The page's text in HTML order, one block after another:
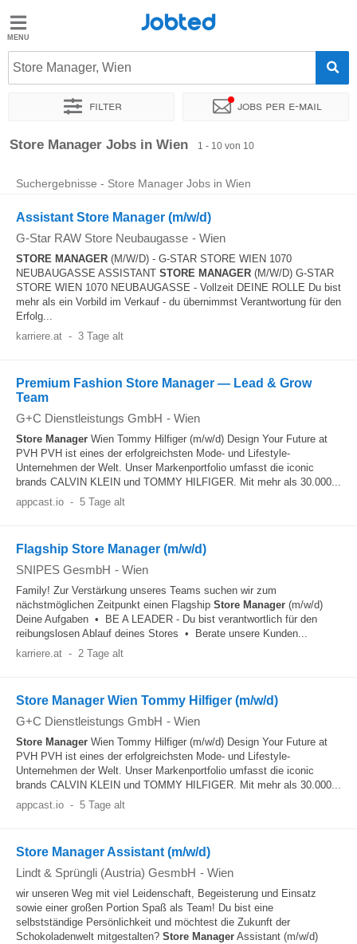
Jobted
Jobs
Jobted
Store Manager, Wien
Filter Jobs per e-mail
Sortieren nach Genauer Standort Unternehmen
Store Manager Jobs in Wien 1 - 10 von 10
Suchergebnisse - Store Manager Jobs in Wien
Assistant Store Manager (m/w/d)
G-Star RAW Store Neubaugasse - Wien
STORE MANAGER (M/W/D) - G-STAR STORE WIEN 1070
NEUBAUGASSE ASSISTANT STORE MANAGER (M/W/D) G-STAR
STORE WIEN 1070 NEUBAUGASSE - Vollzeit DEINE ROLLE Du bist
mehr als ein Vorbild im Verkauf - du übernimmst Verantwortung für den
Erfolg...
karriere.at - 3 Tage alt
Premium Fashion Store Manager — Lead & Grow
Team
G+C Dienstleistungs GmbH - Wien
Store Manager Wien Tommy Hilfiger (m/w/d) Design Your Future at
PVH PVH ist eines der erfolgreichsten Mode- und Lifestyle-
Unternehmen der Welt. Unser Markenportfolio umfasst die iconic
brands CALVIN KLEIN und TOMMY HILFIGER. Mit mehr als 30.000...
appcast.io - 5 Tage alt
Flagship Store Manager (m/w/d)
SNIPES GesmbH - Wien
Family! Zur Verstärkung unseres Teams suchen wir zum
nächstmöglichen Zeitpunkt einen Flagship Store Manager (m/w/d)
Deine Aufgaben • BE A LEADER - Du bist verantwortlich für den
reibungslosen Ablauf deines Stores • Berate unsere Kunden...
karriere.at - 2 Tage alt
Store Manager Wien Tommy Hilfiger (m/w/d)
G+C Dienstleistungs GmbH - Wien
Store Manager Wien Tommy Hilfiger (m/w/d) Design Your Future at
PVH PVH ist eines der erfolgreichsten Mode- und Lifestyle-
Unternehmen der Welt. Unser Markenportfolio umfasst die iconic
brands CALVIN KLEIN und TOMMY HILFIGER. Mit mehr als 30.000...
appcast.io - 5 Tage alt
Store Manager Assistant (m/w/d)
Lindt & Sprüngli (Austria) GesmbH - Wien
wir unseren Weg mit viel Leidenschaft, Begeisterung und Einsatz
sowie einer großen Portion Spaß als Team! Du bist eine
selbstständige Persönlichkeit und möchtest die Zukunft der
Schokoladenwelt mitgestalten? Store Manager Assistant (m/w/d)